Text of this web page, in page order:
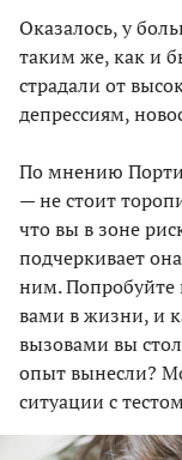
Оказалось, у
таким же, как и
страдали от
депрессиям,
По мнению
— не стоит
что вы в зоне
подчеркивает
ним. Попробуйте
вами в жизни, и
вызовами вы
опыт вынесли?
ситуации с